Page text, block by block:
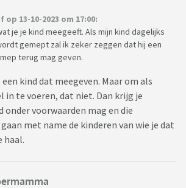
13-10-2023 om 17:00:
je je kind meegeeft. Als mijn kind dagelijks
gemept zal ik zeker zeggen dat hij een
terug mag geven.
kind dat meegeven. Maar om als
in te voeren, dat niet. Dan krijg je
onder voorwaarden mag en die
met name de kinderen van wie je dat
haal.